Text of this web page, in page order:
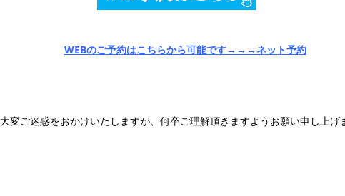
WEBのご予約はこちらから可能です→→→ネット予約
大変ご迷惑をおかけいたしますが、何卒ご理解頂きますようお願い申し上げ